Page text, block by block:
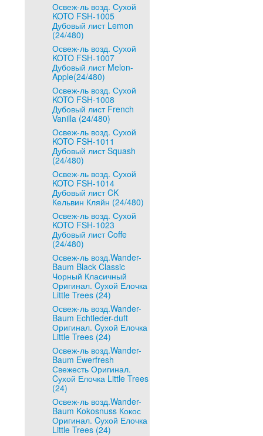
Освеж-ль возд. Сухой
KOTO FSH-1005
Дубовый лист Lemon
(24/480)
Освеж-ль возд. Сухой
KOTO FSH-1007
Дубовый лист Melon-
Apple(24/480)
Освеж-ль возд. Сухой
KOTO FSH-1008
Дубовый лист French
Vanilla (24/480)
Освеж-ль возд. Сухой
KOTO FSH-1011
Дубовый лист Squash
(24/480)
Освеж-ль возд. Сухой
KOTO FSH-1014
Дубовый лист CK
Кельвин Кляйн (24/480)
Освеж-ль возд. Сухой
KOTO FSH-1023
Дубовый лист Coffe
(24/480)
Освеж-ль возд.Wander-
Baum Black Classic
Чорный Класичный
Оригинал. Cухой Елочка
Little Trees (24)
Освеж-ль возд.Wander-
Baum Echtleder-duft
Оригинал. Cухой Елочка
Little Trees (24)
Освеж-ль возд.Wander-
Baum Ewerfresh
Свежесть Оригинал.
Cухой Елочка Little Trees
(24)
Освеж-ль возд.Wander-
Baum Kokosnuss Кокос
Оригинал. Cухой Елочка
Little Trees (24)